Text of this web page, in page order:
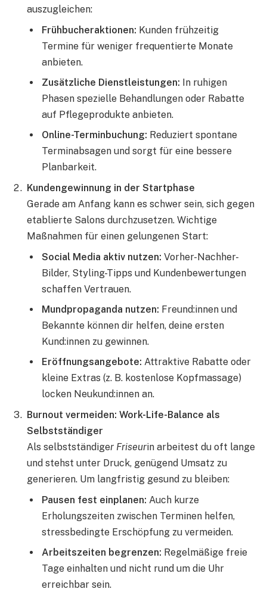
auszugleichen:
Frühbucheraktionen: Kunden frühzeitig
Termine für weniger frequentierte Monate
anbieten.
Zusätzliche Dienstleistungen: In ruhigen
Phasen spezielle Behandlungen oder Rabatte
auf Pflegeprodukte anbieten.
Online-Terminbuchung: Reduziert spontane
Terminabsagen und sorgt für eine bessere
Planbarkeit.
Kundengewinnung in der Startphase
Gerade am Anfang kann es schwer sein, sich gegen
etablierte Salons durchzusetzen. Wichtige
Maßnahmen für einen gelungenen Start:
Social Media aktiv nutzen: Vorher-Nachher-
Bilder, Styling-Tipps und Kundenbewertungen
schaffen Vertrauen.
Mundpropaganda nutzen: Freund:innen und
Bekannte können dir helfen, deine ersten
Kund:innen zu gewinnen.
Eröffnungsangebote: Attraktive Rabatte oder
kleine Extras (z. B. kostenlose Kopfmassage)
locken Neukund:innen an.
Burnout vermeiden: Work-Life-Balance als
Selbstständiger
Als selbstständiger Friseurin arbeitest du oft lange
und stehst unter Druck, genügend Umsatz zu
generieren. Um langfristig gesund zu bleiben:
Pausen fest einplanen: Auch kurze
Erholungszeiten zwischen Terminen helfen,
stressbedingte Erschöpfung zu vermeiden.
Arbeitszeiten begrenzen: Regelmäßige freie
Tage einhalten und nicht rund um die Uhr
erreichbar sein.